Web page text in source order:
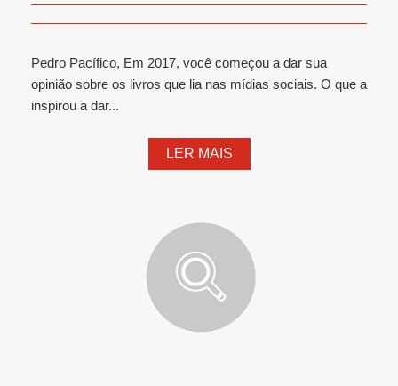
Pedro Pacífico, Em 2017, você começou a dar sua
opinião sobre os livros que lia nas mídias sociais. O que a
inspirou a dar...
LER MAIS